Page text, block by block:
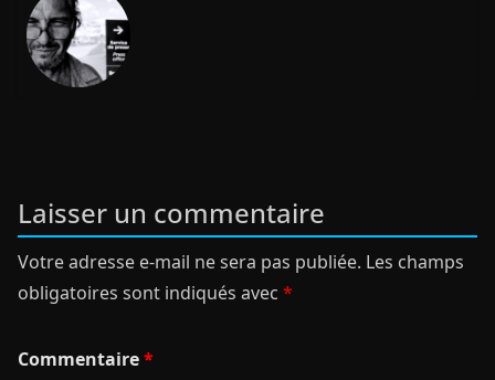
Laisser un commentaire
Votre adresse e-mail ne sera pas publiée. Les champs
obligatoires sont indiqués avec *
Commentaire*